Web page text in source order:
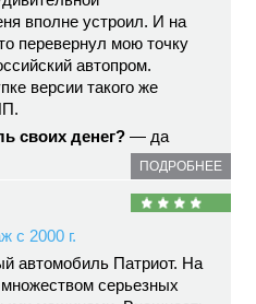
вполне устроил. И на
перевернул мою точку
автопром.
версии такого же
своих денег? — да
ПОДРОБНЕЕ
с 2000 г.
автомобиль Патриот. На
серьезных